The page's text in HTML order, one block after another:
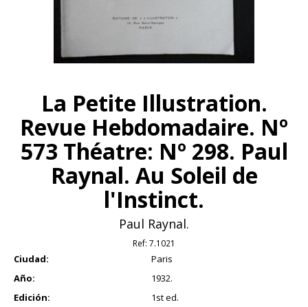
La Petite Illustration.
Revue Hebdomadaire. Nº
573 Théatre: Nº 298. Paul
Raynal. Au Soleil de
l'Instinct.
Paul Raynal.
Ref: 7.1021
Ciudad:
Paris
Año:
1932.
Edición:
1st ed.